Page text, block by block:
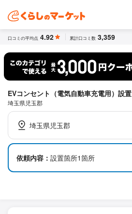
口コミの平均点 4.92 累計口コミ数 3,359
EVコンセント（電気自動車充電用）設置
埼玉県児玉郡
埼玉県児玉郡
依頼内容： 設置箇所1箇所